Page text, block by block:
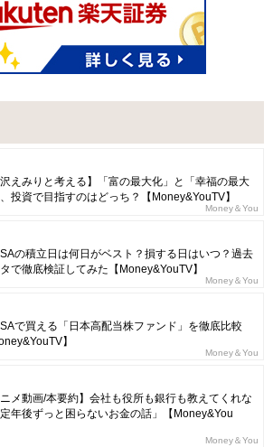
沢えみりと考える】「富の最大化」と「幸福の最大
投資で目指すのはどっち？【Money&YouTV】
Money＆You
の積立日は何日がベスト？損する日はいつ？過去
で徹底検証してみた【Money&YouTV】
Money＆You
で買える「日本高配当株ファンド」を徹底比較
】
Money＆You
ニメ動画/本要約】会社も役所も銀行も教えてくれな
年後ずっと困らないお金の話」【Money&You
Money＆You